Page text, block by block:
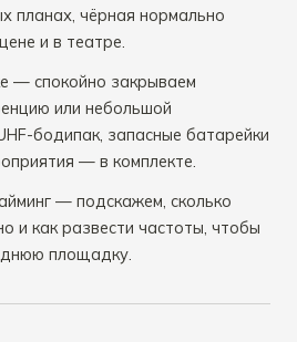
планах, чёрная нормально
и в театре.
— спокойно закрываем
или небольшой
бодипак, запасные батарейки
— в комплекте.
— подскажем, сколько
и как развести частоты, чтобы
площадку.